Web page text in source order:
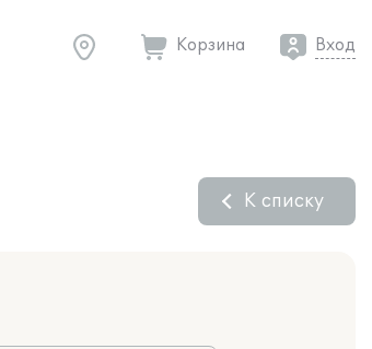
Корзина Вход
К списку